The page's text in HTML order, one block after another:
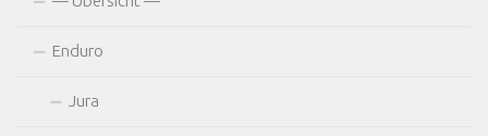
Enduro
Jura